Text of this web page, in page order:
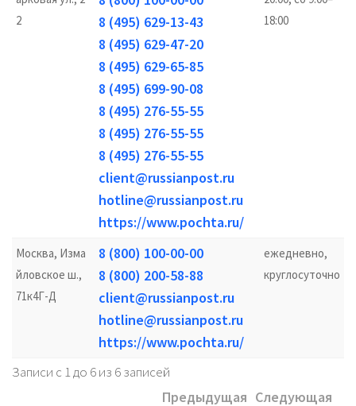
2
8 (495) 629-13-43
8 (495) 629-47-20
8 (495) 629-65-85
8 (495) 699-90-08
8 (495) 276-55-55
8 (495) 276-55-55
8 (495) 276-55-55
client@russianpost.ru
hotline@russianpost.ru
https://www.pochta.ru/
18:00
Москва, Изма
йловское ш.,
71к4Г-Д
8 (800) 100-00-00
8 (800) 200-58-88
client@russianpost.ru
hotline@russianpost.ru
https://www.pochta.ru/
ежедневно,
круглосуточно
Записи с 1 до 6 из 6 записей
Предыдущая Следующая